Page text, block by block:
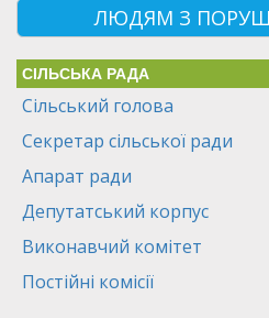
ЛЮДЯМ З
СІЛЬСЬКА РАДА
Сільський голова
Секретар сільської ради
Апарат ради
Депутатський корпус
Виконавчий комітет
Постійні комісії